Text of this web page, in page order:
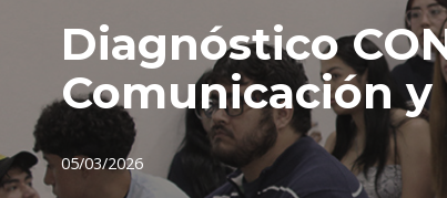
Diagnóstico
Comunicación
05/03/2026